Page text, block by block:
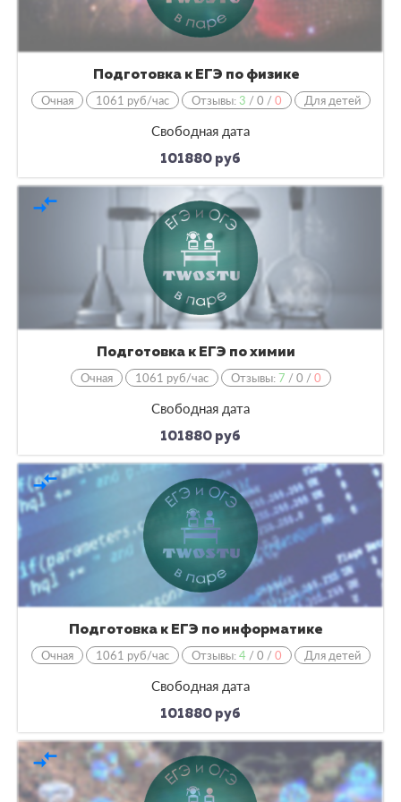
Подготовка к ЕГЭ по физике
Очная
1061 руб/час Отзывы:3 /0 /0 Для детей
Свободная дата
101880 руб
compare_arrows
Подготовка к ЕГЭ по химии
Очная
1061 руб/час Отзывы:7 /0 /0
Свободная дата
101880 руб
compare_arrows
Подготовка к ЕГЭ по информатике
Очная
1061 руб/час Отзывы:4 /0 /0 Для детей
Свободная дата
101880 руб
compare_arrows